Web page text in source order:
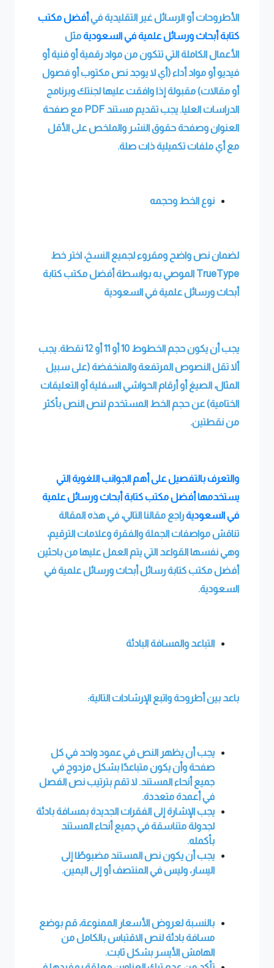
الأطروحات أو الرسائل غير التقليدية فيأفضل مكتب
كتابة أبحاث ورسائل علمية في السعوديةمثل
الأعمال الكاملة التي تتكون من مواد رقمية أو فنية أو
فيديو أو مواد أداء (أي لا يوجد نص مكتوب أو فصول
أو مقالات) مقبولة إذا وافقت عليها لجنتك وبرنامج
الدراسات العليا. يجب تقديم مستند PDF مع صفحة
العنوان وصفحة حقوق النشر والملخص على الأقل
مع أي ملفات تكميلية ذات صلة.
نوع الخط وحجمه
لضمان نص واضح ومقروء لجميع النسخ، اختر خط
TrueType الموصي به بواسطة أفضل مكتب كتابة
أبحاث ورسائل علمية في السعودية
يجب أن يكون حجم الخطوط 10 أو 11 أو 12 نقطة. يجب
ألا تقل النصوص المرتفعة والمنخفضة (على سبيل
المثال، الصيغ أو أرقام الحواشي السفلية أو التعليقات
الختامية) عن حجم الخط المستخدم لنص النص بأكثر
من نقطتين.
والتعرف بالتفصيل على أهم الجوانب اللغوية التي
يستخدمها أفضل مكتب كتابة أبحاث ورسائل علمية
في السعوديةراجع مقالنا التالي، في هذه المقالة
تناقش مواصفات الجملة والفقرة وعلامات الترقيم،
وهي نفسها القواعد التي يتم العمل عليها من باحثين
أفضل مكتب كتابة رسائل أبحاث ورسائل علمية في
السعودية.
التباعد والمسافة البادئة
باعد بين أطروحة واتبع الإرشادات التالية:
يجب أن يظهر النص في عمود واحد في كل
صفحة وأن يكون متباعدًا بشكل مزدوج في
جميع أنحاء المستند. لا تقم بترتيب نص الفصل
في أعمدة متعددة.
يجب الإشارة إلى الفقرات الجديدة بمسافة بادئة
لجدولة متناسقة في جميع أنحاء المستند
بأكمله.
يجب أن يكون نص المستند مضبوطًا إلى
اليسار، وليس في المنتصف أو إلى اليمين.
بالنسبة لعروض الأسعار الممنوعة، قم بوضع
مسافة بادئة لنص الاقتباس بالكامل من
الهامش الأيسر بشكل ثابت.